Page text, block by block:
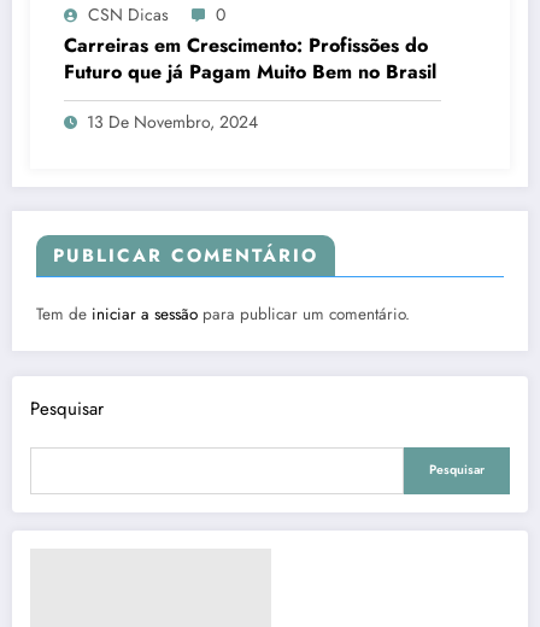
CSN Dicas 0
Carreiras em Crescimento: Profissões do
Futuro que já Pagam Muito Bem no Brasil
13 De Novembro, 2024
PUBLICAR COMENTÁRIO
Tem de iniciar a sessão para publicar um comentário.
Pesquisar
Pesquisar